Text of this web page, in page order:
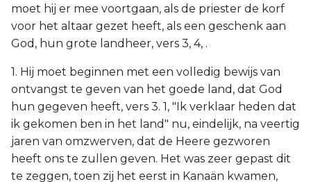
moet hij er mee voortgaan, als de priester de korf
voor het altaar gezet heeft, als een geschenk aan
God, hun grote landheer, vers 3, 4, .
1. Hij moet beginnen met een volledig bewijs van
ontvangst te geven van het goede land, dat God
hun gegeven heeft, vers 3. 1, "Ik verklaar heden dat
ik gekomen ben in het land" nu, eindelijk, na veertig
jaren van omzwerven, dat de Heere gezworen
heeft ons te zullen geven. Het was zeer gepast dit
te zeggen, toen zij het eerst in Kanaän kwamen,